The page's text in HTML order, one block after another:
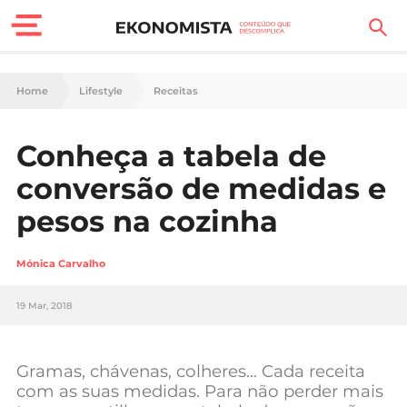
Finanças Pessoais
Carreira
Casa
Lifestyle
Sociedade
Negócios
Home Lifestyle Receitas
Conheça a tabela de
conversão de medidas e
pesos na cozinha
Mónica Carvalho
19 Mar, 2018
Gramas, chávenas, colheres… Cada receita
com as suas medidas. Para não perder mais